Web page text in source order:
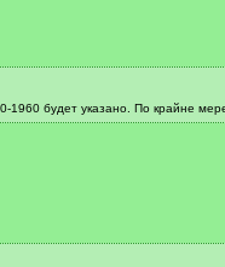
1960 будет указано. По крайне